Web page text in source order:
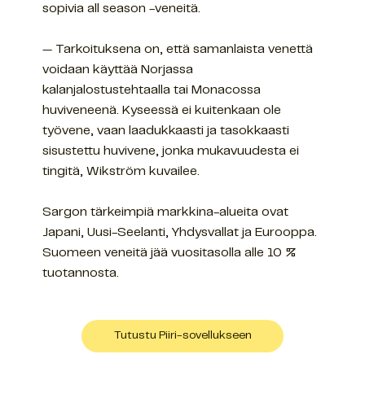
sopivia all season -veneitä.
— Tarkoituksena on, että samanlaista venettä
voidaan käyttää Norjassa
kalanjalostustehtaalla tai Monacossa
huviveneenä. Kyseessä ei kuitenkaan ole
työvene, vaan laadukkaasti ja tasokkaasti
sisustettu huvivene, jonka mukavuudesta ei
tingitä, Wikström kuvailee.
Sargon tärkeimpiä markkina-alueita ovat
Japani, Uusi-Seelanti, Yhdysvallat ja Eurooppa.
Suomeen veneitä jää vuositasolla alle 10 %
tuotannosta.
Tutustu Piiri-sovellukseen